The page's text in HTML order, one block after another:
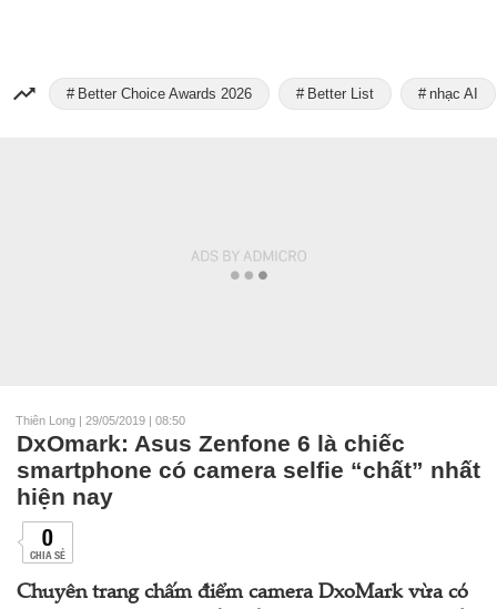
Better Choice Awards 2026 Better List nhạc AI
Thiên Long | 29/05/2019 | 08:50
DxOmark: Asus Zenfone 6 là chiếc
smartphone có camera selfie “chất” nhất
hiện nay
0
CHIA SẺ
Chuyên trang chấm điểm camera DxoMark vừa có